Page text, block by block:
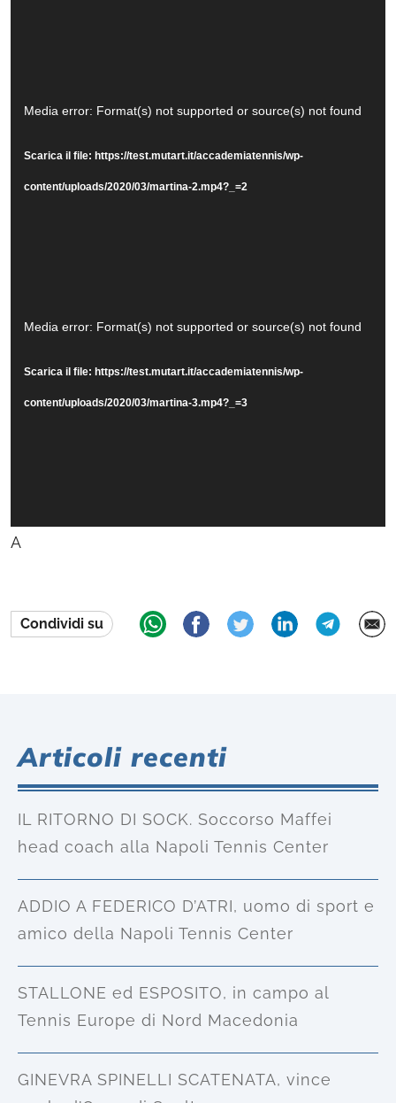
Video
Media error: Format(s) not supported or source(s) not found
Scarica il file: https://test.mutart.it/accademiatennis/wp-
content/uploads/2020/03/martina-2.mp4?_=2
Video
Media error: Format(s) not supported or source(s) not found
Scarica il file: https://test.mutart.it/accademiatennis/wp-
content/uploads/2020/03/martina-3.mp4?_=3
A
Condividi su
Articoli recenti
IL RITORNO DI SOCK. Soccorso Maffei
head coach alla Napoli Tennis Center
ADDIO A FEDERICO D’ATRI, uomo di sport e
amico della Napoli Tennis Center
STALLONE ed ESPOSITO, in campo al
Tennis Europe di Nord Macedonia
GINEVRA SPINELLI SCATENATA, vince